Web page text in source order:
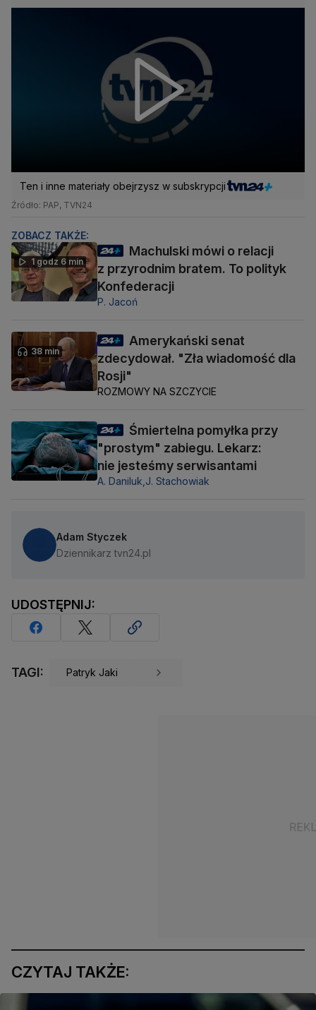
Ten i inne materiały obejrzysz w subskrypcji
Źródło: PAP, TVN24
ZOBACZ TAKŻE:
1 godz 6 min
Machulski mówi o relacji
z przyrodnim bratem. To polityk
Konfederacji
P. Jacoń
38 min
Amerykański senat
zdecydował. "Zła wiadomość dla
Rosji"
ROZMOWY NA SZCZYCIE
Śmiertelna pomyłka przy
"prostym" zabiegu. Lekarz:
nie jesteśmy serwisantami
A. Daniluk, J. Stachowiak
Adam Styczek
Dziennikarz tvn24.pl
UDOSTĘPNIJ:
TAGI: Patryk Jaki
CZYTAJ TAKŻE: